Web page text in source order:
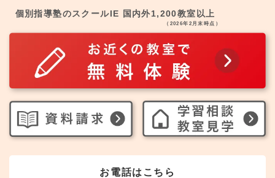
個別指導塾のスクールIE 国内外1,200教室以上
（2026年2月末時点）
お電話はこちら